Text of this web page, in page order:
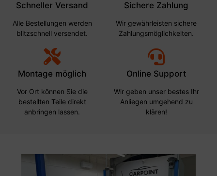
Schneller Versand
Alle Bestellungen werden
blitzschnell versendet.
Sichere Zahlung
Wir gewährleisten sichere
Zahlungsmöglichkeiten.
Montage möglich
Vor Ort können Sie die
bestellten Teile direkt
anbringen lassen.
Online Support
Wir geben unser bestes Ihr
Anliegen umgehend zu
klären!